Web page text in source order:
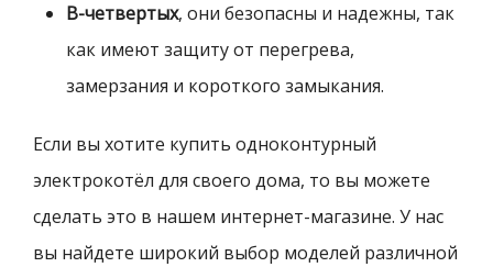
В-четвертых, они безопасны и надежны, так
как имеют защиту от перегрева,
замерзания и короткого замыкания.
Если вы хотите купить одноконтурный
электрокотёл для своего дома, то вы можете
сделать это в нашем интернет-магазине. У нас
вы найдете широкий выбор моделей различной